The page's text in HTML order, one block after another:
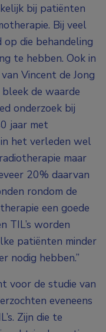
bij patiënten
Bij veel
op die behandeling
te hebben. Ook in
Vincent de Jong
de waarde
onderzoek bij
jaar met
het verleden wel
maar
20% daarvan
rondom de
een goede
TIL’s worden
patiënten minder
nodig hebben.”
voor de studie van
eveneens
Zijn die te